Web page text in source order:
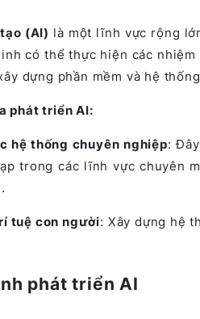
(AI) là một lĩnh vực rộng
có thể thực hiện các
dựng phần mềm và hệ
phát triển AI:
hệ thống chuyên nghiệp:
trong các lĩnh vực chuyên
tuệ con người: Xây dựng hệ
phát triển AI